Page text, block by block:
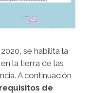
se habilita la
la tierra de las
A continuación
requisitos de